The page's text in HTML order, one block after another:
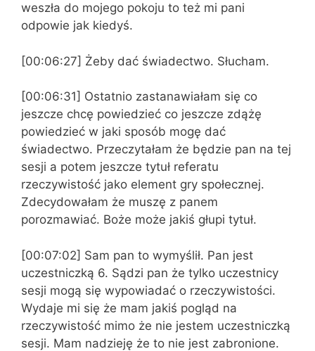
weszła do mojego pokoju to też mi pani
odpowie jak kiedyś.
[00:06:27] Żeby dać świadectwo. Słucham.
[00:06:31] Ostatnio zastanawiałam się co
jeszcze chcę powiedzieć co jeszcze zdążę
powiedzieć w jaki sposób mogę dać
świadectwo. Przeczytałam że będzie pan na tej
sesji a potem jeszcze tytuł referatu
rzeczywistość jako element gry społecznej.
Zdecydowałam że muszę z panem
porozmawiać. Boże może jakiś głupi tytuł.
[00:07:02] Sam pan to wymyślił. Pan jest
uczestniczką 6. Sądzi pan że tylko uczestnicy
sesji mogą się wypowiadać o rzeczywistości.
Wydaje mi się że mam jakiś pogląd na
rzeczywistość mimo że nie jestem uczestniczką
sesji. Mam nadzieję że to nie jest zabronione.